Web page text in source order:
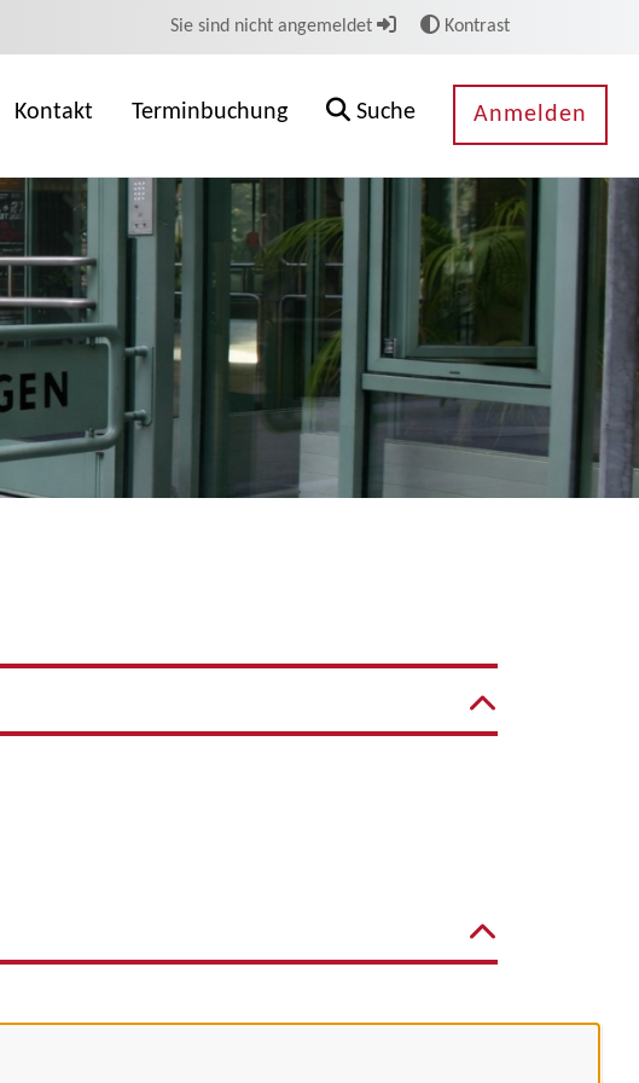
Sie sind nicht angemeldet Kontrast
Kontakt Terminbuchung Suche Anmelden